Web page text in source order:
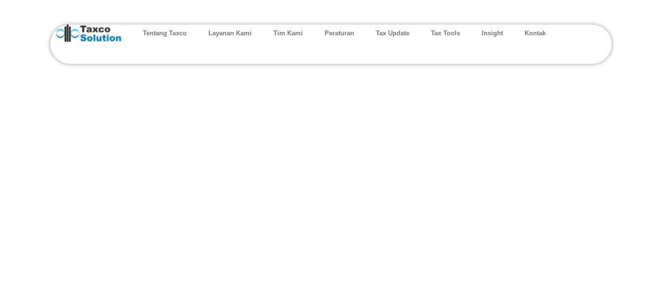
Tentang Taxco Layanan Kami Tim Kami Peraturan Tax Update Tax Tools Insight Kontak